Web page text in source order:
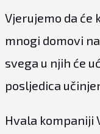
Vjerujemo da će
mnogi domovi
svega u njih će
posljedica
Hvala kompaniji